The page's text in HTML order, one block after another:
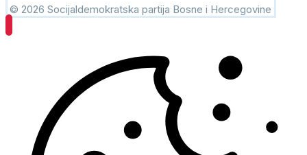
© 2026 Socijaldemokratska partija Bosne i Hercegovine